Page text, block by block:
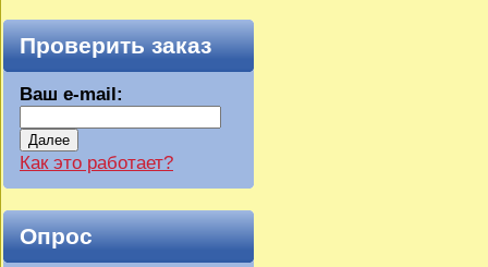
Проверить заказ
Ваш e-mail:
Далее
Как это работает?
Опрос